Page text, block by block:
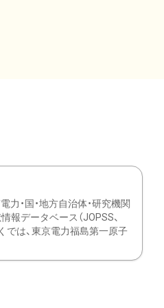
・国・地方自治体・研究機関
データベース（JOPSS、
では、東京電力福島第一原子